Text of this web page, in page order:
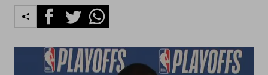
FacebookTwitterWhatsapp